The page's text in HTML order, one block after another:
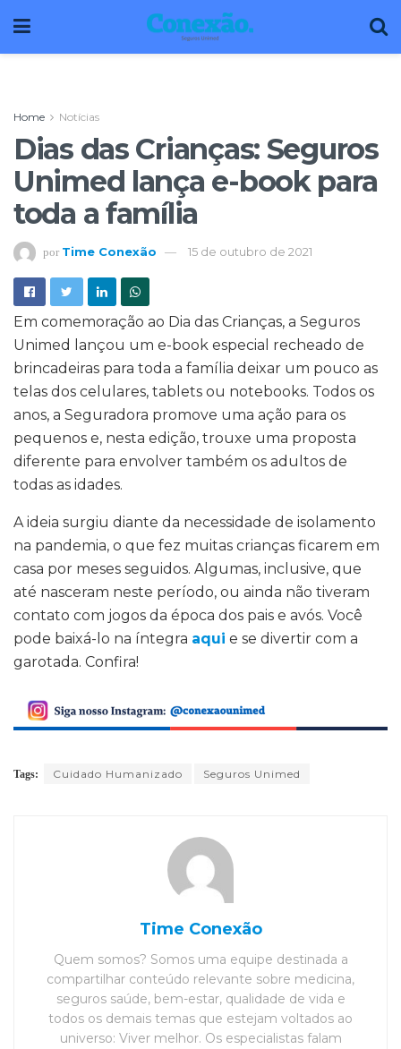
Home Notícias
Dias das Crianças: Seguros
Unimed lança e-book para
toda a família
por Time Conexão 15 de outubro de 2021
Em comemoração ao Dia das Crianças, a Seguros
Unimed lançou um e-book especial recheado de
brincadeiras para toda a família deixar um pouco as
telas dos celulares, tablets ou notebooks. Todos os
anos, a Seguradora promove uma ação para os
pequenos e, nesta edição, trouxe uma proposta
diferente para envolver também os adultos de
todas as idades.
A ideia surgiu diante da necessidade de isolamento
na pandemia, o que fez muitas crianças ficarem em
casa por meses seguidos. Algumas, inclusive, que
até nasceram neste período, ou ainda não tiveram
contato com jogos da época dos pais e avós. Você
pode baixá-lo na íntegra aqui e se divertir com a
garotada. Confira!
Tags: Cuidado Humanizado Seguros Unimed
Time Conexão
Quem somos? Somos uma equipe destinada a
compartilhar conteúdo relevante sobre medicina,
seguros saúde, bem-estar, qualidade de vida e
todos os demais temas que estejam voltados ao
universo: Viver melhor. Os especialistas falam